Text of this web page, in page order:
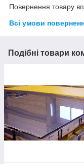
Повернення товару
Всі умови
Подібні товари